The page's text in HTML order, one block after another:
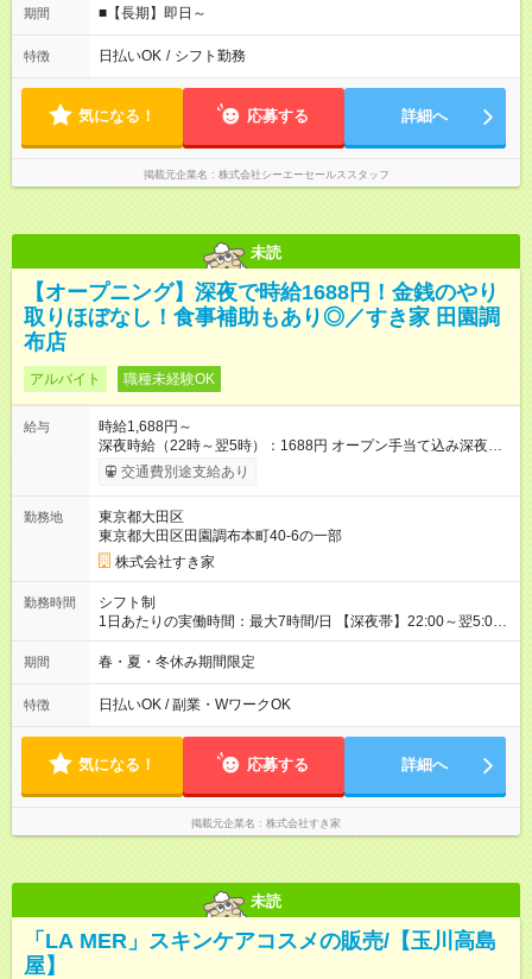
期間 ■【長期】即日～
特徴 日払いOK / シフト勤務
気になる！ 応募する 詳細へ
掲載元企業名 株式会社シーエーセールススタッフ
未読
【オープニング】深夜で時給1688円！金銭のやり
取りほぼなし！食事補助もあり◎／すき家 田園調
布店
アルバイト 職種未経験OK
給与
時給1,688円～
深夜時給（22時～翌5時）：1688円 オープン手当て込み深夜時
給（22時～翌5時）：1876円 【オープン手当期間】
2026/09/01~2026/10/31 【試用期間】試用期間あり 試用期間の
の実態は30日（※条件変更なし）ですが、切り上げで一ヶ月と
させていただきます。 研修制度あり：15時間(研修中も同時給）
交通費別途支給あり
勤務地
東京都大田区
東京都大田区田園調布本町40-6の一部
株式会社すき家
勤務時間
シフト制
1日あたりの実働時間：最大7時間/日 【深夜帯】22:00～翌5:00
週2日～・1日2h～OK◎ ※22:00から翌5:00までは18歳以上の方
のみ勤務可能です（18歳未満の深夜業務禁止のため） ★深夜で
す。 必ず、2名以上での勤務を行いますので、安心して働けま
す。
期間 春・夏・冬休み期間限定
特徴 日払いOK / 副業・WワークOK
気になる！ 応募する 詳細へ
掲載元企業名 株式会社すき家
未読
「LA MER」スキンケアコスメの販売/【玉川高島
屋】